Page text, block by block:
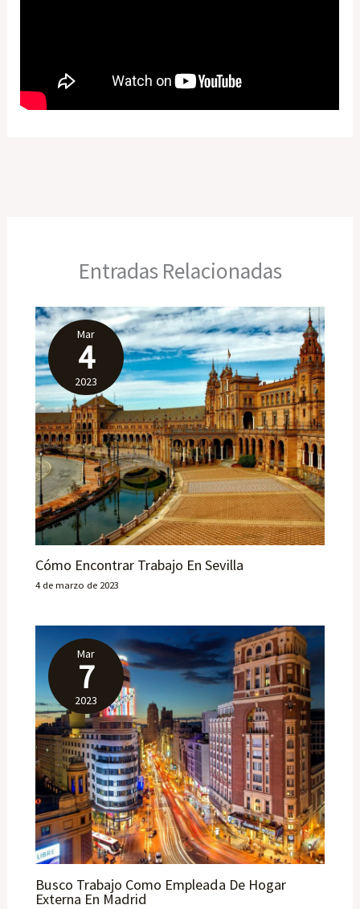
Entradas Relacionadas
Mar
4
2023
Cómo Encontrar Trabajo En Sevilla
4 de marzo de 2023
Mar
7
2023
Busco Trabajo Como Empleada De Hogar
Externa En Madrid